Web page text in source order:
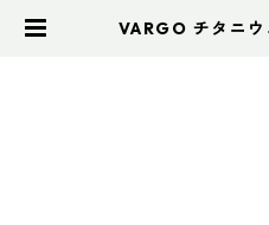
VARGO チタニ